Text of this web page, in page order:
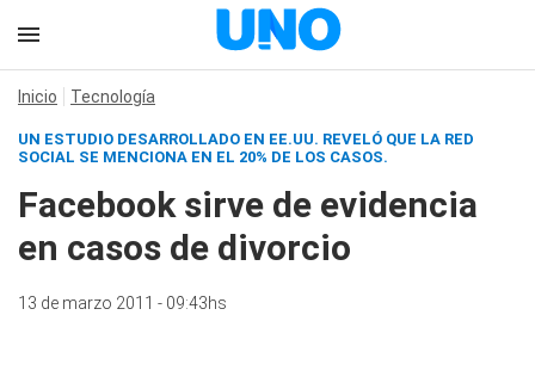
Inicio Tecnología
UN ESTUDIO DESARROLLADO EN EE.UU. REVELÓ QUE LA RED
SOCIAL SE MENCIONA EN EL 20% DE LOS CASOS.
Facebook sirve de evidencia
en casos de divorcio
13 de marzo 2011 - 09:43hs